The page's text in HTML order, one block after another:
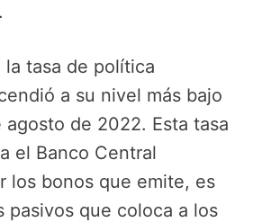
la tasa de política
a su nivel más bajo
agosto de 2022. Esta tasa
el Banco Central
los bonos que emite, es
pasivos que coloca a los